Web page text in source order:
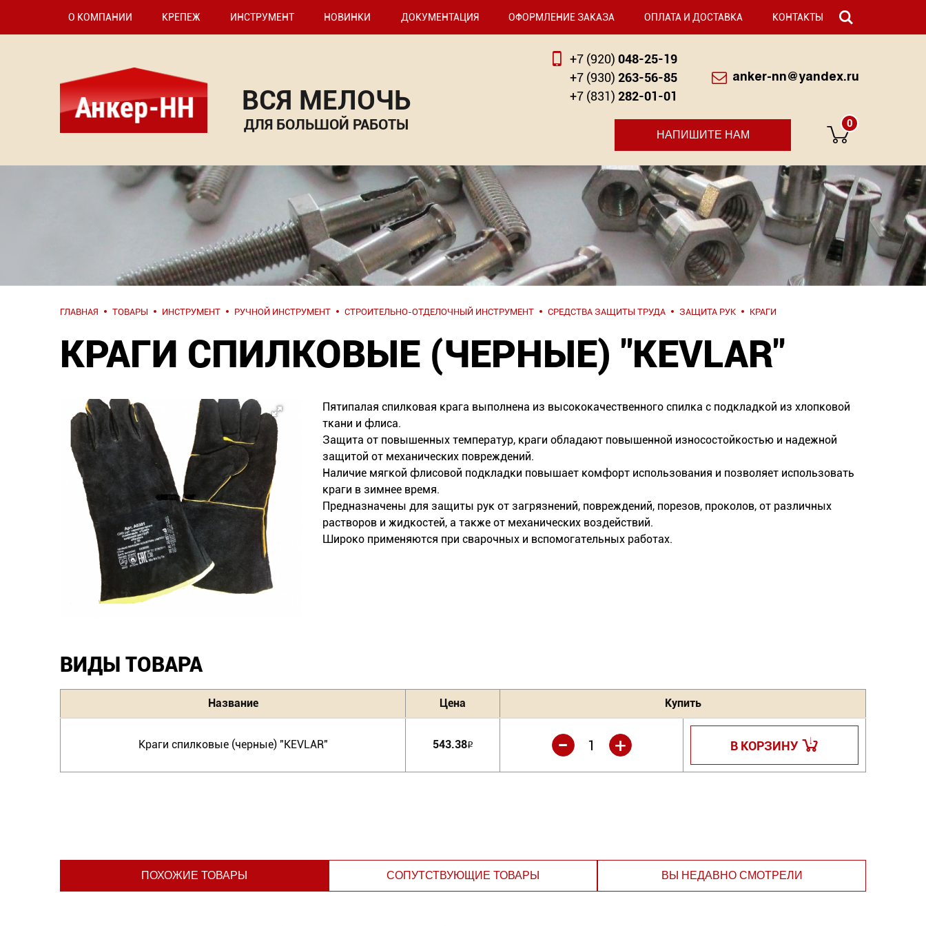
О КОМПАНИИ КРЕПЕЖ ИНСТРУМЕНТ НОВИНКИ ДОКУМЕНТАЦИЯ ОФОРМЛЕНИЕ ЗАКАЗА ОПЛАТА И ДОСТАВКА КОНТАКТЫ
ВСЯ МЕЛОЧЬ
ДЛЯ БОЛЬШОЙ РАБОТЫ
+7 (920) 048-25-19
+7 (930) 263-56-85
+7 (831) 282-01-01
anker-nn@yandex.ru
НАПИШИТЕ НАМ
0
ГЛАВНАЯ ТОВАРЫ ИНСТРУМЕНТ РУЧНОЙ ИНСТРУМЕНТ СТРОИТЕЛЬНО-ОТДЕЛОЧНЫЙ ИНСТРУМЕНТ СРЕДСТВА ЗАЩИТЫ ТРУДА ЗАЩИТА РУК КРАГИ
КРАГИ СПИЛКОВЫЕ (ЧЕРНЫЕ) "KEVLAR"
Пятипалая спилковая крага выполнена из высококачественного спилка с подкладкой из хлопковой
ткани и флиса.
Защита от повышенных температур, краги обладают повышенной износостойкостью и надежной
защитой от механических повреждений.
Наличие мягкой флисовой подкладки повышает комфорт использования и позволяет использовать
краги в зимнее время.
Предназначены для защиты рук от загрязнений, повреждений, порезов, проколов, от различных
растворов и жидкостей, а также от механических воздействий.
Широко применяются при сварочных и вспомогательных работах.
ВИДЫ ТОВАРА
Название Цена Купить
Краги спилковые (черные) "KEVLAR" 543.38Р +
- В КОРЗИНУ
ПОХОЖИЕ ТОВАРЫ СОПУТСТВУЮЩИЕ ТОВАРЫ ВЫ НЕДАВНО СМОТРЕЛИ